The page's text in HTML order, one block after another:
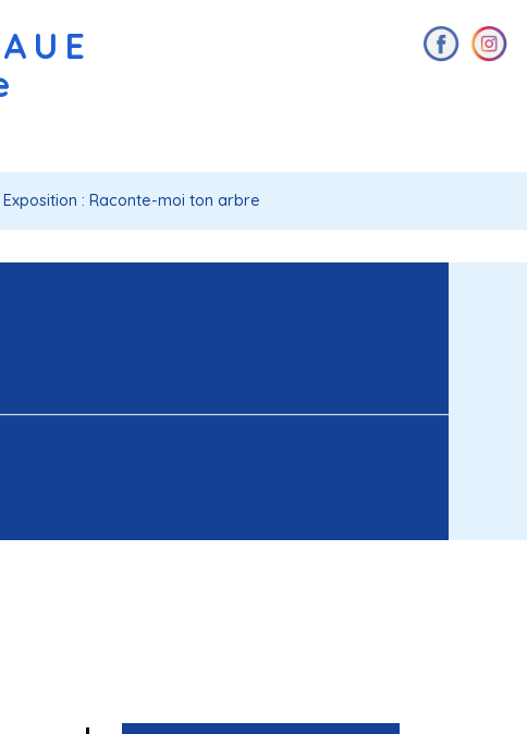
Exposition : Raconte-moi ton arbre